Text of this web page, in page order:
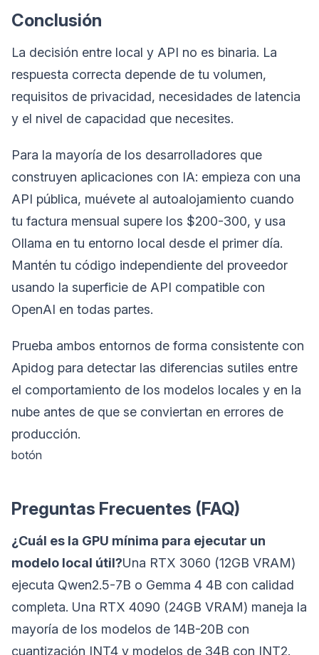
Conclusión
La decisión entre local y API no es binaria. La
respuesta correcta depende de tu volumen,
requisitos de privacidad, necesidades de latencia
y el nivel de capacidad que necesites.
Para la mayoría de los desarrolladores que
construyen aplicaciones con IA: empieza con una
API pública, muévete al autoalojamiento cuando
tu factura mensual supere los $200-300, y usa
Ollama en tu entorno local desde el primer día.
Mantén tu código independiente del proveedor
usando la superficie de API compatible con
OpenAI en todas partes.
Prueba ambos entornos de forma consistente con
Apidog para detectar las diferencias sutiles entre
el comportamiento de los modelos locales y en la
nube antes de que se conviertan en errores de
producción.
botón
Preguntas Frecuentes (FAQ)
¿Cuál es la GPU mínima para ejecutar un
modelo local útil?Una RTX 3060 (12GB VRAM)
ejecuta Qwen2.5-7B o Gemma 4 4B con calidad
completa. Una RTX 4090 (24GB VRAM) maneja la
mayoría de los modelos de 14B-20B con
cuantización INT4 y modelos de 34B con INT2.